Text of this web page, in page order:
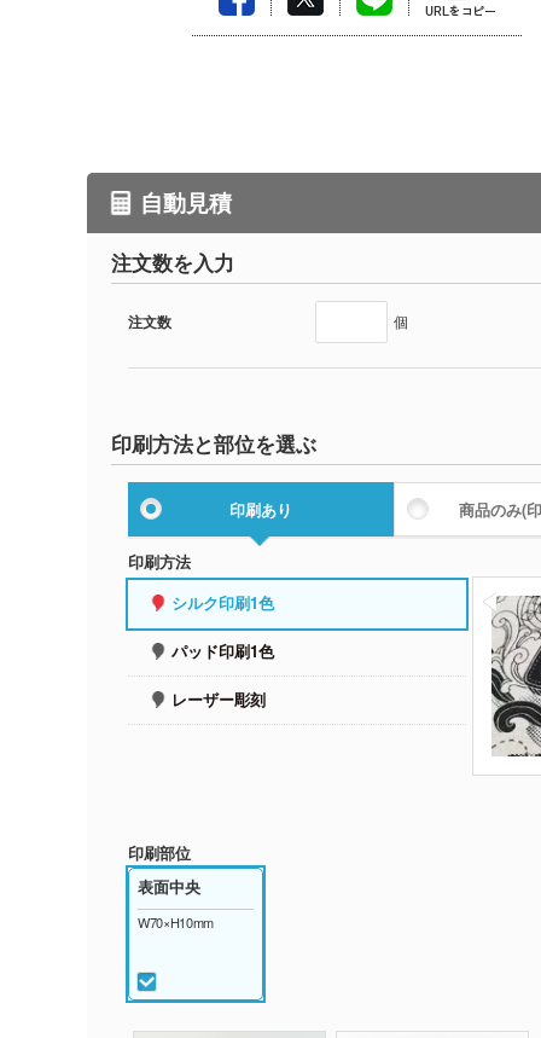
自動見積
注文数を入力
注文数 個
印刷方法と部位を選ぶ
印刷あり 商品のみ(
印刷方法
シルク印刷1色
パッド印刷1色
レーザー彫刻
印刷部位
表面中央
W70×H10mm